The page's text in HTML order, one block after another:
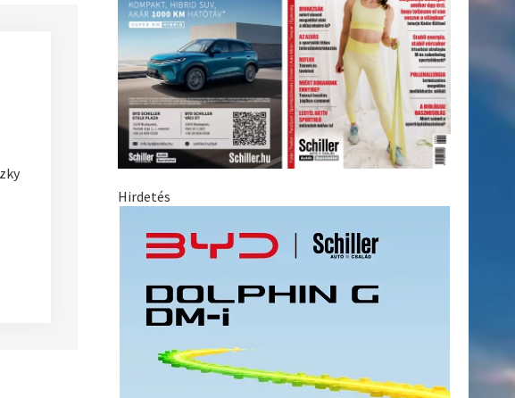
Hirdetés